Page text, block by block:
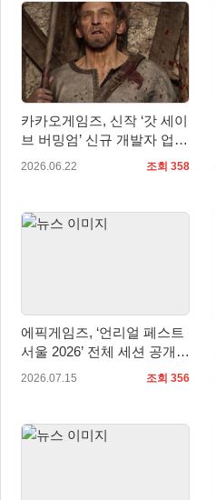
카카오게임즈, 신작 ‘갓 세이
브 버밍엄’ 신규 개발자 업데
이트 영상 공개
2026.06.22 조회 358
에픽게임즈, ‘언리얼 페스트
서울 2026’ 전체 세션 공개…
얼리버드 50% 할인 기간 연
2026.07.15 조회 356